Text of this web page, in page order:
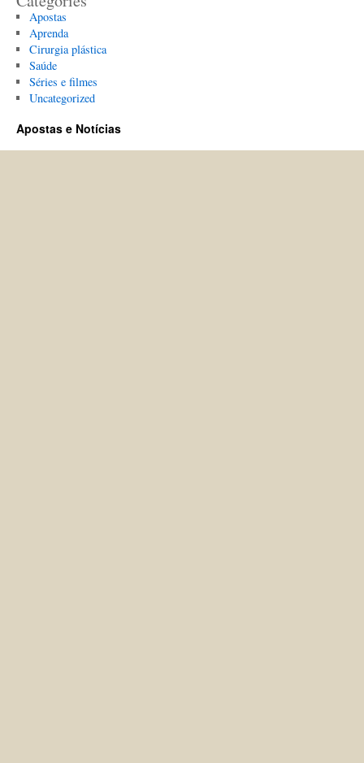
Apostas
Aprenda
Cirurgia plástica
Saúde
Séries e filmes
Uncategorized
Apostas e Notícias